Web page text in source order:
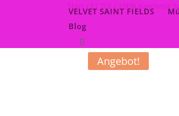
VELVET SAINT FIELDS
Blog
Angebot!